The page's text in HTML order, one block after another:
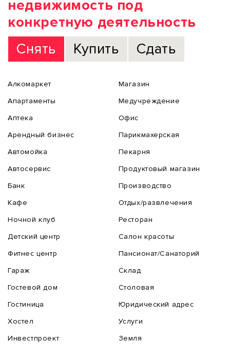
недвижимость под
конкретную деятельность
Снять
Купить Сдать
Алкомаркет
Апартаменты
Аптека
Арендный бизнес
Автомойка
Автосервис
Банк
Кафе
Ночной клуб
Детский центр
Фитнес центр
Гараж
Гостевой дом
Гостиница
Хостел
Инвестпроект
Магазин
Медучреждение
Офис
Парикмахерская
Пекарня
Продуктовый магазин
Производство
Отдых/развлечения
Ресторан
Салон красоты
Пансионат/Санаторий
Склад
Столовая
Юридический адрес
Услуги
Земля